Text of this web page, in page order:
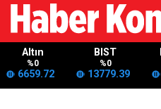
Altın
%0
6659.72
BIST
%0
13779.39